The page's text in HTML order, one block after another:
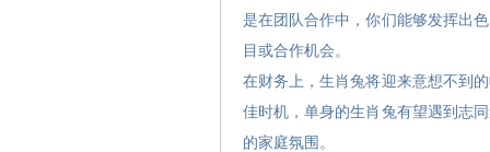
是在团队合作中，你们能够发挥出
目或合作机会。
在财务上，生肖兔将迎来意想不到
佳时机，单身的生肖兔有望遇到志
的家庭氛围。